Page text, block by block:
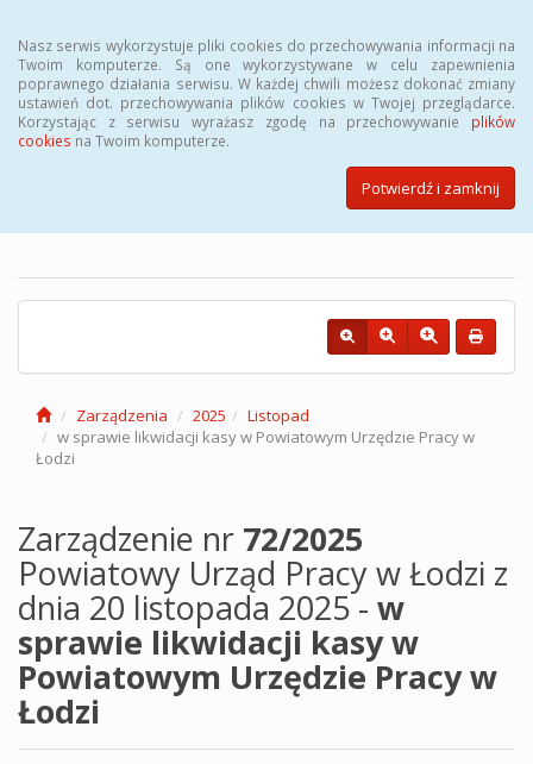
Nasz serwis wykorzystuje pliki cookies do przechowywania informacji na
Twoim komputerze. Są one wykorzystywane w celu zapewnienia
poprawnego działania serwisu. W każdej chwili możesz dokonać zmiany
ustawień dot. przechowywania plików cookies w Twojej przeglądarce.
Korzystając z serwisu wyrażasz zgodę na przechowywanie plików
cookies na Twoim komputerze.
Potwierdź i zamknij
Biuletyn Informacji Publicznej
Powiatowego Urzędu Pracy w
Zarządzenia 2025
Listopad
w sprawie likwidacji kasy w Powiatowym Urzędzie Pracy w
Łodzi
Zarządzenie nr 72/2025
Powiatowy Urząd Pracy w Łodzi z
dnia 20 listopada 2025 - w
sprawie likwidacji kasy w
Powiatowym Urzędzie Pracy w
Łodzi